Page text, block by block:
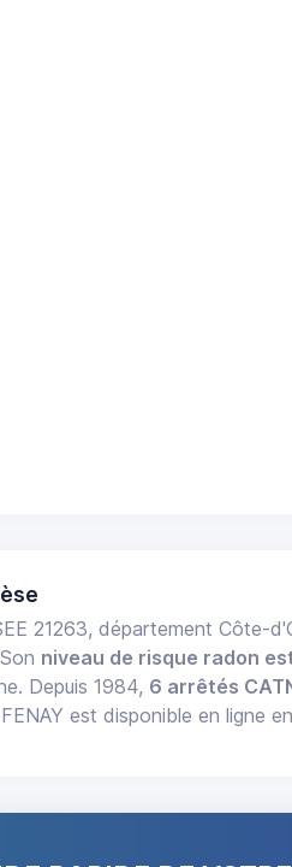
21263, département Côte-
niveau de risque radon
Depuis 1984, 6 arrêtés
est disponible en ligne